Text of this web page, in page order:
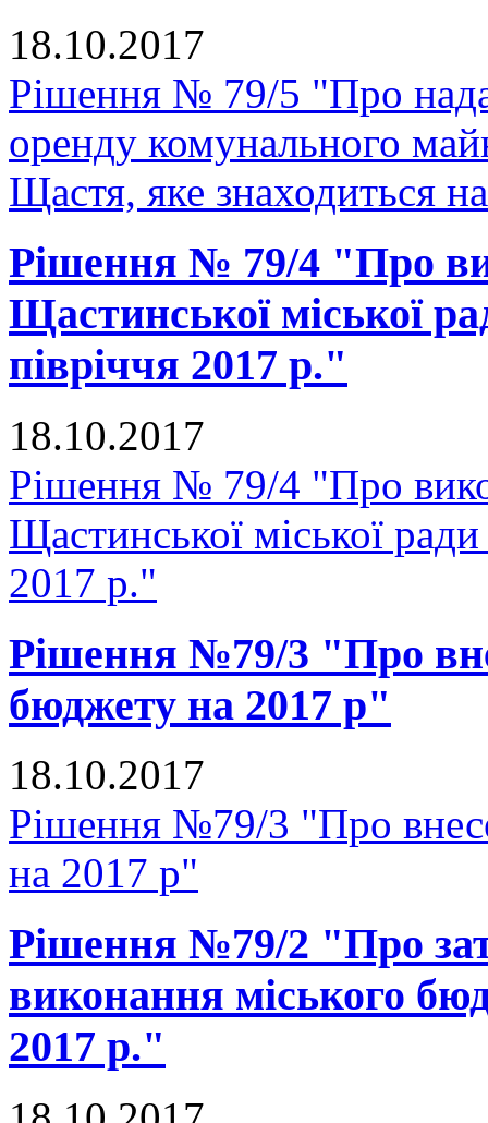
18.10.2017
Рішення № 79/5 "Про
оренду комунального
Щастя, яке знаходиться
Рішення № 79/4 "Про
Щастинської міської
півріччя 2017 р."
18.10.2017
Рішення № 79/4 "Про
Щастинської міської
2017 р."
Рішення №79/3 "Про
бюджету на 2017 р"
18.10.2017
Рішення №79/3 "Про
на 2017 р"
Рішення №79/2 "Про
виконання міського
2017 р."